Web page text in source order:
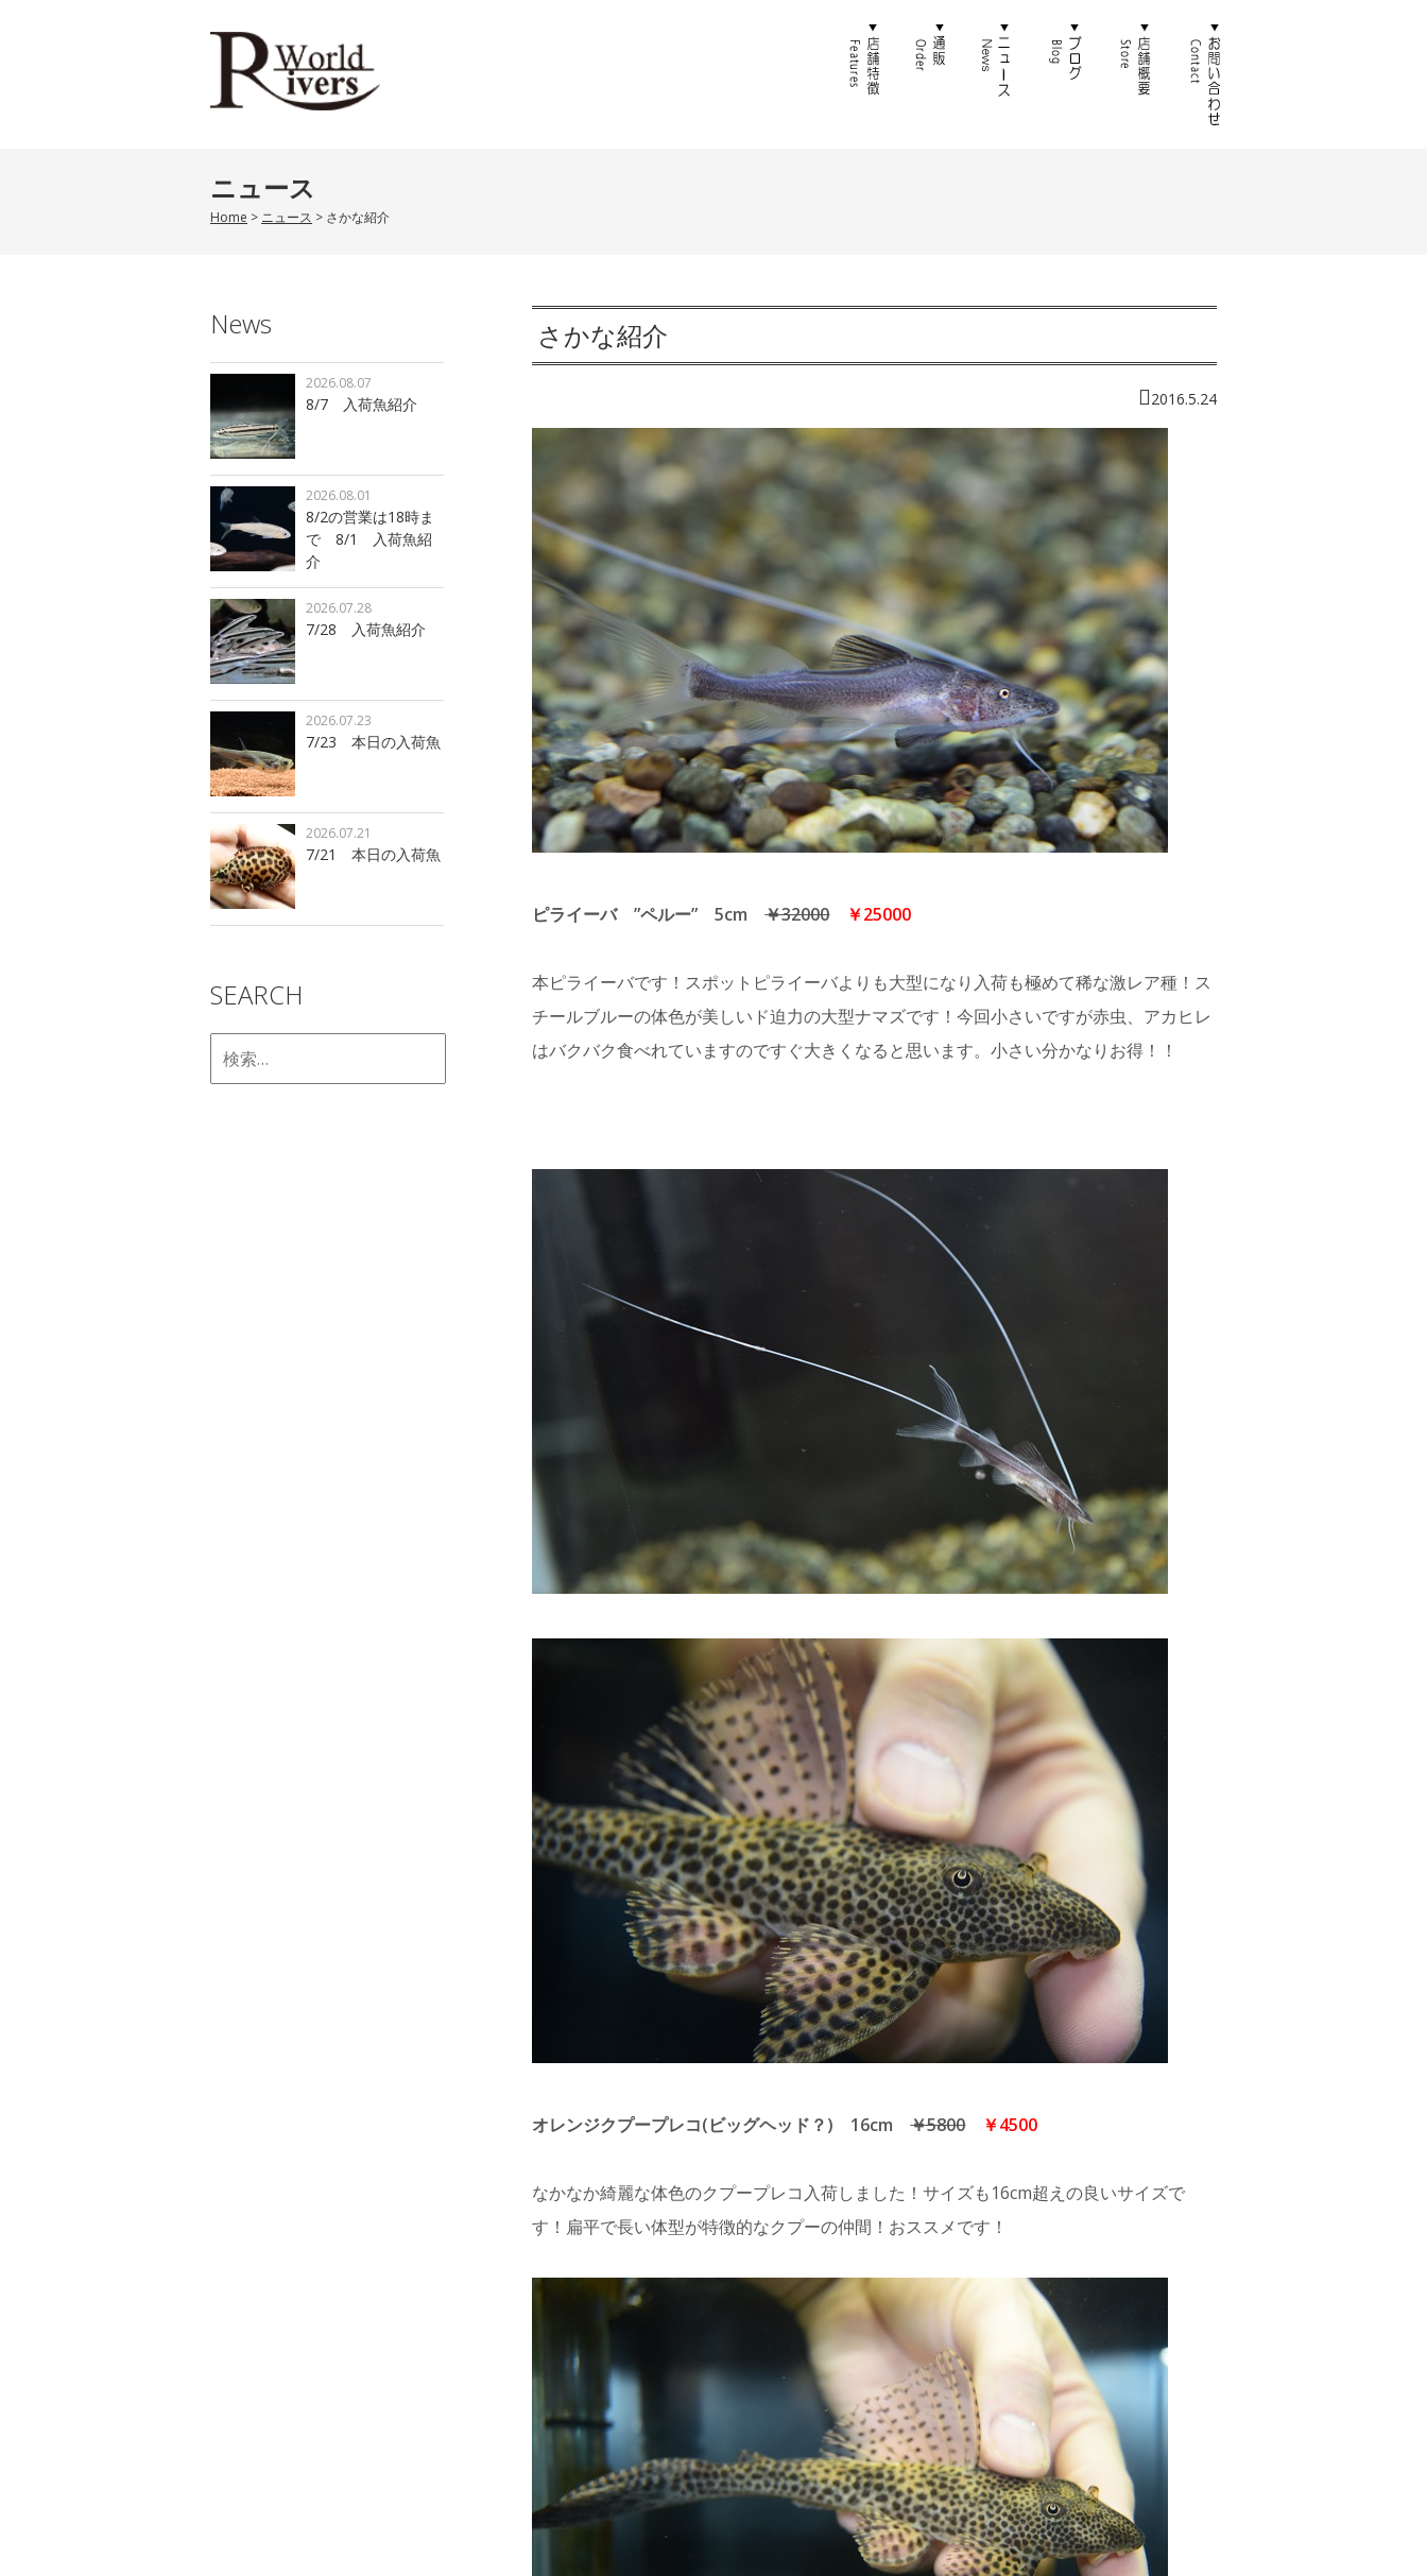
ニュース
Home > ニュース > さかな紹介
さかな紹介
2016.5.24
ピライーバ ”ペルー” 5cm￥32000 ￥25000
本ピライーバです！スポットピライーバよりも大型になり入荷も極めて稀な激レア種！ス
チールブルーの体色が美しいド迫力の大型ナマズです！今回小さいですが赤虫、アカヒレ
はバクバク食べれていますのですぐ大きくなると思います。小さい分かなりお得！！
オレンジクプープレコ(ビッグヘッド？) 16cm￥5800 ￥4500
なかなか綺麗な体色のクプープレコ入荷しました！サイズも16cm超えの良いサイズで
す！扁平で長い体型が特徴的なクプーの仲間！おススメです！
News
8/7 入荷魚紹介
2026.08.07
8/2の営業は18時ま
で 8/1 入荷魚紹
介
2026.08.01
7/28 入荷魚紹介
2026.07.28
7/23 本日の入荷魚
2026.07.23
7/21 本日の入荷魚
2026.07.21
SEARCH